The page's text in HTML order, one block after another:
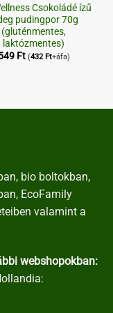
Csokoládé ízű
pudingpor 70g
(gluténmentes,
laktózmentes)
Ft (432 Ft+áfa)
bio boltokban,
EcoFamily
valamint a
webshopokban: